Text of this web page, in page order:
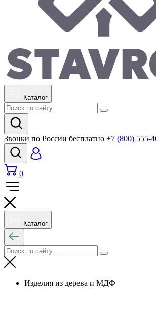
Каталог
Звонки по России бесплатно +7 (800) 555-
0
Каталог
Изделия из дерева и МДФ